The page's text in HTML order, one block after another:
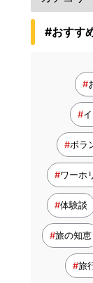
#おすす
ボラ
ワーホ
体験談
旅の知恵
旅